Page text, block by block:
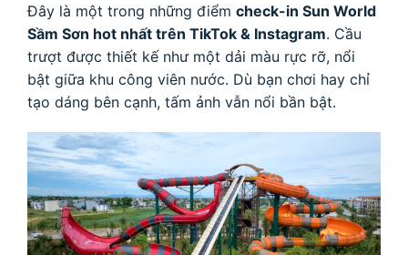
Đây là một trong những điểm check-in Sun World
Sầm Sơn hot nhất trên TikTok & Instagram. Cầu
trượt được thiết kế như một dải màu rực rỡ, nổi
bật giữa khu công viên nước. Dù bạn chơi hay chỉ
tạo dáng bên cạnh, tấm ảnh vẫn nổi bần bật.